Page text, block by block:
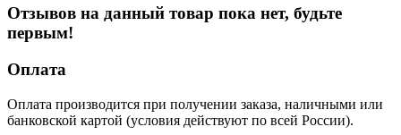
Отзывов на данный товар пока нет, будьте
первым!
Оплата
Оплата производится при получении заказа, наличными или
банковской картой (условия действуют по всей России).